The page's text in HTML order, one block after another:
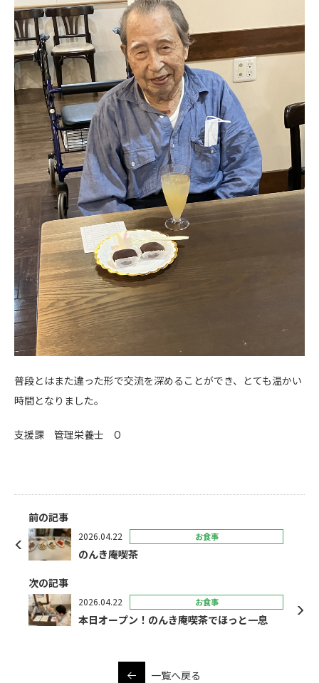
普段とはまた違った形で交流を深めることができ、とても温かい
時間となりました。
支援課 管理栄養士 O
前の記事
2026.04.22 お食事
のんき庵喫茶
次の記事
2026.04.22 お食事
本日オープン！のんき庵喫茶でほっと一息
一覧へ戻る